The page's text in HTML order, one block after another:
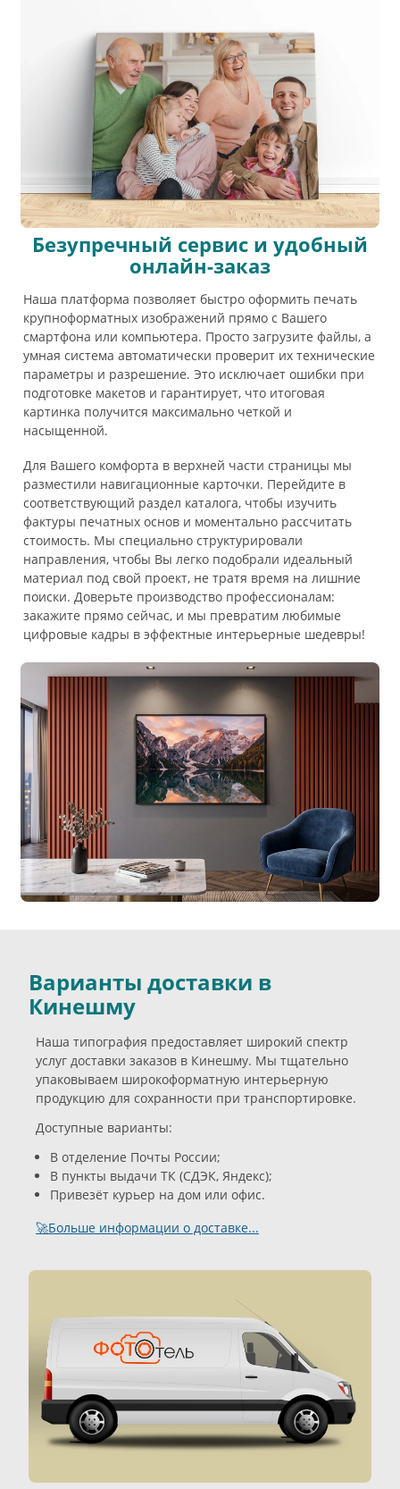
Безупречный сервис и удобный
онлайн-заказ
Наша платформа позволяет быстро оформить печать
крупноформатных изображений прямо с Вашего
смартфона или компьютера. Просто загрузите файлы, а
умная система автоматически проверит их технические
параметры и разрешение. Это исключает ошибки при
подготовке макетов и гарантирует, что итоговая
картинка получится максимально четкой и
насыщенной.
Для Вашего комфорта в верхней части страницы мы
разместили навигационные карточки. Перейдите в
соответствующий раздел каталога, чтобы изучить
фактуры печатных основ и моментально рассчитать
стоимость. Мы специально структурировали
направления, чтобы Вы легко подобрали идеальный
материал под свой проект, не тратя время на лишние
поиски. Доверьте производство профессионалам:
закажите прямо сейчас, и мы превратим любимые
цифровые кадры в эффектные интерьерные шедевры!
Варианты доставки в
Кинешму
Наша типография предоставляет широкий спектр
услуг доставки заказов в Кинешму. Мы тщательно
упаковываем широкоформатную интерьерную
продукцию для сохранности при транспортировке.
Доступные варианты:
В отделение Почты России;
В пункты выдачи ТК (СДЭК, Яндекс);
Привезёт курьер на дом или офис.
🚀Больше информации о доставке...